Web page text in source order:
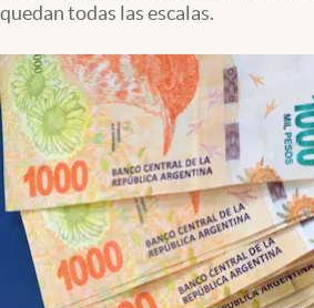
Clase
Clima
Mundial 2026
Eventos Corporativos
El Cronista Studio
Mediakit
quedan todas las escalas.